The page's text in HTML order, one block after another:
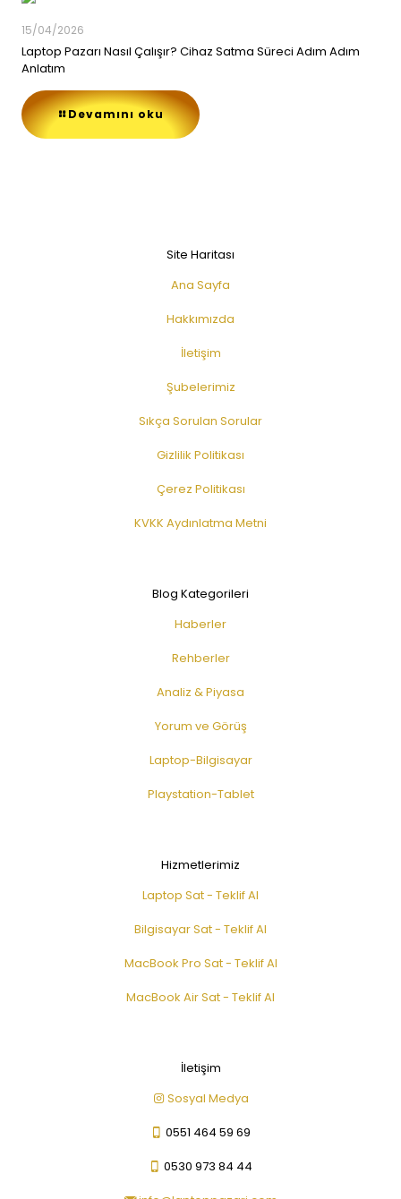
15/04/2026
Laptop Pazarı Nasıl Çalışır? Cihaz Satma Süreci Adım Adım
Anlatım
Devamını oku
Site Haritası
Ana Sayfa
Hakkımızda
İletişim
Şubelerimiz
Sıkça Sorulan Sorular
Gizlilik Politikası
Çerez Politikası
KVKK Aydınlatma Metni
Blog Kategorileri
Haberler
Rehberler
Analiz & Piyasa
Yorum ve Görüş
Laptop-Bilgisayar
Playstation-Tablet
Hizmetlerimiz
Laptop Sat - Teklif Al
Bilgisayar Sat - Teklif Al
MacBook Pro Sat - Teklif Al
MacBook Air Sat - Teklif Al
İletişim
Sosyal Medya
0551 464 59 69
0530 973 84 44